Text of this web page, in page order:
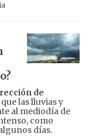
de
las lluvias y
al mediodía de
como
días.